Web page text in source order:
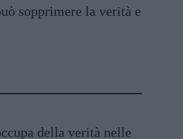
sopprimere la verità e
della verità nelle